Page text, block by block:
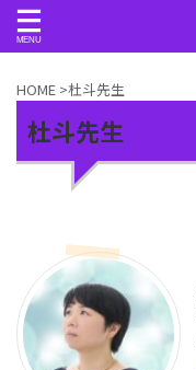
HOME >杜斗先生
杜斗先生